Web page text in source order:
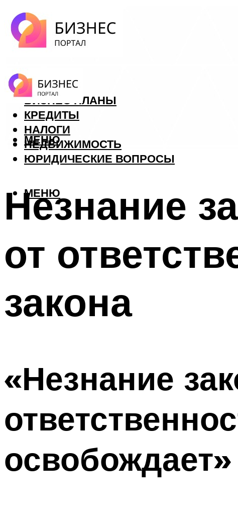
ФОРЕКС
БИЗНЕС ПЛАНЫ
КРЕДИТЫ
НАЛОГИ
НЕДВИЖИМОСТЬ
ЮРИДИЧЕСКИЕ ВОПРОСЫ
МЕНЮ
МЕНЮ
Незнание
от
закона
«Незнание